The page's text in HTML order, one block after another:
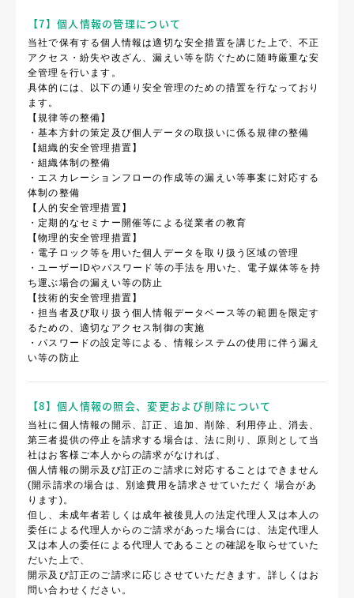
【7】個人情報の管理について
当社で保有する個人情報は適切な安全措置を講じた上で、不正
アクセス・紛失や改ざん、漏えい等を防ぐために随時厳重な安
全管理を行います。
具体的には、以下の通り安全管理のための措置を行なっており
ます。
【規律等の整備】
・基本方針の策定及び個人データの取扱いに係る規律の整備
【組織的安全管理措置】
・組織体制の整備
・エスカレーションフローの作成等の漏えい等事案に対応する
体制の整備
【人的安全管理措置】
・定期的なセミナー開催等による従業者の教育
【物理的安全管理措置】
・電子ロック等を用いた個人データを取り扱う区域の管理
・ユーザーIDやパスワード等の手法を用いた、電子媒体等を持
ち運ぶ場合の漏えい等の防止
【技術的安全管理措置】
・担当者及び取り扱う個人情報データベース等の範囲を限定す
るための、適切なアクセス制御の実施
・パスワードの設定等による、情報システムの使用に伴う漏え
い等の防止
【8】個人情報の照会、変更および削除について
当社に個人情報の開示、訂正、追加、削除、利用停止、消去、
第三者提供の停止を請求する場合は、法に則り、原則として当
社はお客様ご本人からの請求がなければ、
個人情報の開示及び訂正のご請求に対応することはできません
(開示請求の場合は、別途費用を請求させていただく 場合があ
ります)。
但し、未成年者若しくは成年被後見人の法定代理人又は本人の
委任による代理人からのご請求があった場合には、法定代理人
又は本人の委任による代理人であることの確認を取らせていた
だいた上で、
開示及び訂正のご請求に応じさせていただきます。詳しくはお
問い合わせください。